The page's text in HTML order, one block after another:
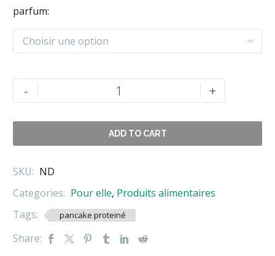
parfum
Choisir une option
-
quantité
de
1036GR
+
ADD TO CART
SKU: ND
Categories: Pour elle, Produits alimentaires
Tags:
pancake proteiné
Share: